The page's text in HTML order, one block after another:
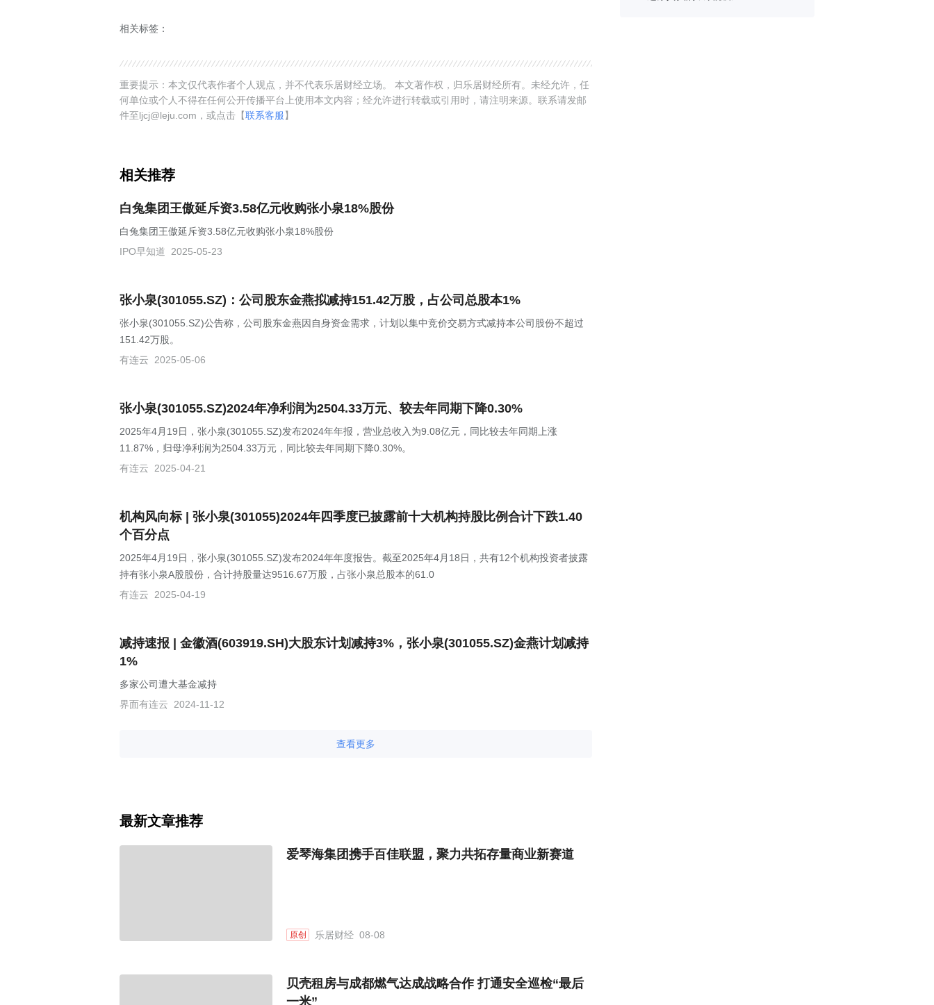
相关标签：
重要提示：本文仅代表作者个人观点，并不代表乐居财经立场。 本文著作权，归乐居财经所有。未经允许，任
何单位或个人不得在任何公开传播平台上使用本文内容；经允许进行转载或引用时，请注明来源。联系请发邮
件至ljcj@leju.com，或点击【联系客服】
相关推荐
白兔集团王傲延斥资3.58亿元收购张小泉18%股份
白兔集团王傲延斥资3.58亿元收购张小泉18%股份
IPO早知道
2025-05-23
张小泉(301055.SZ)：公司股东金燕拟减持151.42万股，占公司总股本1%
张小泉(301055.SZ)公告称，公司股东金燕因自身资金需求，计划以集中竞价交易方式减持本公司股份不超过
151.42万股。
有连云
2025-05-06
张小泉(301055.SZ)2024年净利润为2504.33万元、较去年同期下降0.30%
2025年4月19日，张小泉(301055.SZ)发布2024年年报，营业总收入为9.08亿元，同比较去年同期上涨
11.87%，归母净利润为2504.33万元，同比较去年同期下降0.30%。
有连云
2025-04-21
机构风向标 | 张小泉(301055)2024年四季度已披露前十大机构持股比例合计下跌1.40
个百分点
2025年4月19日，张小泉(301055.SZ)发布2024年年度报告。截至2025年4月18日，共有12个机构投资者披露
持有张小泉A股股份，合计持股量达9516.67万股，占张小泉总股本的61.0
有连云
2025-04-19
减持速报 | 金徽酒(603919.SH)大股东计划减持3%，张小泉(301055.SZ)金燕计划减持
1%
多家公司遭大基金减持
界面有连云
2024-11-12
查看更多
最新文章推荐
爱琴海集团携手百佳联盟，聚力共拓存量商业新赛道
原创 乐居财经 08-08
贝壳租房与成都燃气达成战略合作 打通安全巡检“最后
一米”